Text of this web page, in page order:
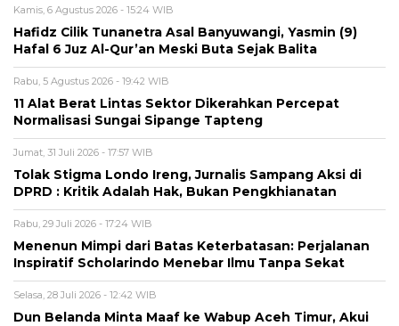
Kamis, 6 Agustus 2026 - 15:24 WIB
Hafidz Cilik Tunanetra Asal Banyuwangi, Yasmin (9)
Hafal 6 Juz Al-Qur’an Meski Buta Sejak Balita
Rabu, 5 Agustus 2026 - 19:42 WIB
11 Alat Berat Lintas Sektor Dikerahkan Percepat
Normalisasi Sungai Sipange Tapteng
Jumat, 31 Juli 2026 - 17:57 WIB
Tolak Stigma Londo Ireng, Jurnalis Sampang Aksi di
DPRD : Kritik Adalah Hak, Bukan Pengkhianatan
Rabu, 29 Juli 2026 - 17:24 WIB
Menenun Mimpi dari Batas Keterbatasan: Perjalanan
Inspiratif Scholarindo Menebar Ilmu Tanpa Sekat
Selasa, 28 Juli 2026 - 12:42 WIB
Dun Belanda Minta Maaf ke Wabup Aceh Timur, Akui